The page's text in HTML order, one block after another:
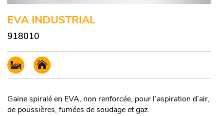
EVA INDUSTRIAL
918010
Gaine spiralé en EVA, non renforcée, pour l’aspiration d’air,
de poussières, fumées de soudage et gaz.